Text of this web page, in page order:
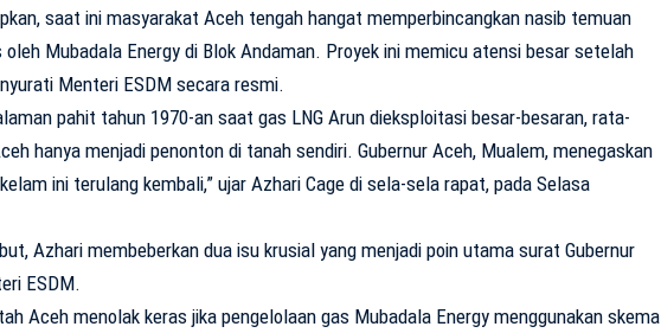
saat ini masyarakat Aceh tengah hangat memperbincangkan nasib temuan
oleh Mubadala Energy di Blok Andaman. Proyek ini memicu atensi besar setelah
Menteri ESDM secara resmi.
pahit tahun 1970-an saat gas LNG Arun dieksploitasi besar-besaran, rata-
hanya menjadi penonton di tanah sendiri. Gubernur Aceh, Mualem, menegaskan
ini terulang kembali,” ujar Azhari Cage di sela-sela rapat, pada Selasa
Azhari membeberkan dua isu krusial yang menjadi poin utama surat Gubernur
ESDM.
Aceh menolak keras jika pengelolaan gas Mubadala Energy menggunakan skema